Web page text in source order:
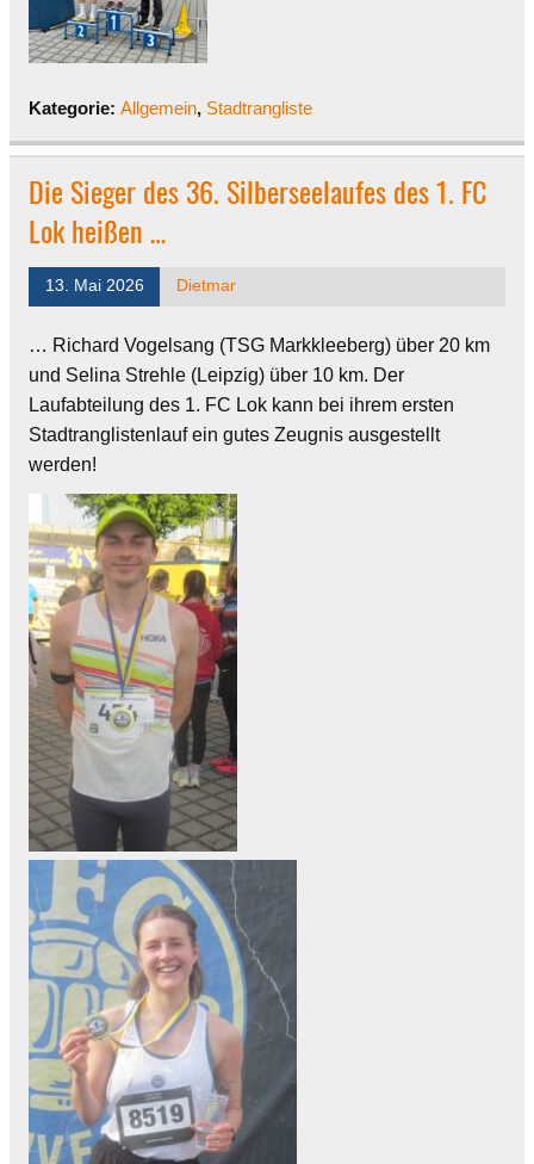
Kategorie: Allgemein, Stadtrangliste
Die Sieger des 36. Silberseelaufes des 1. FC
Lok heißen …
13. Mai 2026 Dietmar
… Richard Vogelsang (TSG Markkleeberg) über 20 km
und Selina Strehle (Leipzig) über 10 km. Der
Laufabteilung des 1. FC Lok kann bei ihrem ersten
Stadtranglistenlauf ein gutes Zeugnis ausgestellt
werden!